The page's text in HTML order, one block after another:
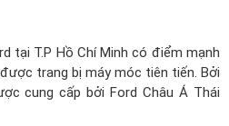
tại T.P Hồ Chí Minh có điểm mạnh
trang bị máy móc tiên tiến. Bởi
cung cấp bởi Ford Châu Á Thái